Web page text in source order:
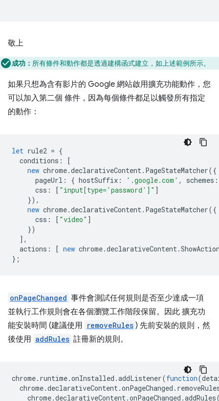
敬上
成功： 所有條件和動作都是透過建構函式建立，如上述範例所示。
如果只想為含有影片的 Google 網站啟用擴充功能動作，您
可以加入第二個 條件，因為每個條件都足以觸發所有指定
的動作：
let rule2 = {
conditions :
[
new chrome.declarativeContent. PageStateMatcher({
pageUrl : { hostSuffix : '.google.com' , schemes :
css : [ "input[type='password']" ]
}),
new chrome.declarativeContent. PageStateMatcher({
css : [ "video" ]
})
],
actions : [ new chrome.declarativeContent.
};
onPageChanged 事件會測試任何規則是否至少達成一項
並執行工作規則會在各個瀏覽工作階段保留。因此 擴充功
能安裝時間 (建議使用 removeRules ) 先前安裝的規則，然
後使用 addRules 註冊新的規則。
chrome. runtime.onInstalled .addListener(function(
chrome.declarativeContent.onPageChanged .
chrome.declarativeContent.onPageChanged .addRules